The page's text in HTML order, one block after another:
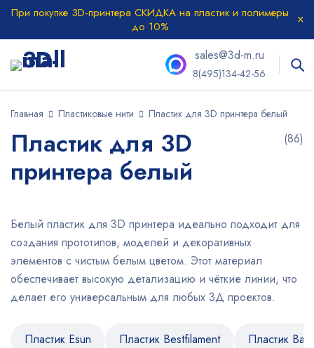
При покупке 3D-принтера СКИДКА на пластик и полимеры
до 10%
sales@3d-m.ru
8(495)134-42-56
Главная Пластиковые нити Пластик для 3D принтера белый
Пластик для 3D
принтера белый
(86)
Белый пластик для 3D принтера идеально подходит для
создания прототипов, моделей и декоративных
элементов с чистым белым цветом. Этот материал
обеспечивает высокую детализацию и чёткие линии, что
делает его универсальным для любых 3Д проектов.
Пластик Esun Пластик Bestfilament Пластик